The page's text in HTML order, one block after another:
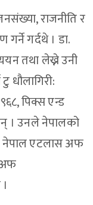
राजनीति र
गर्दथे । डा.
तथा लेख्ने उनी
धौलागिरी:
पिक्स एन्ड
। उनले नेपालको
नेपाल एटलास अफ